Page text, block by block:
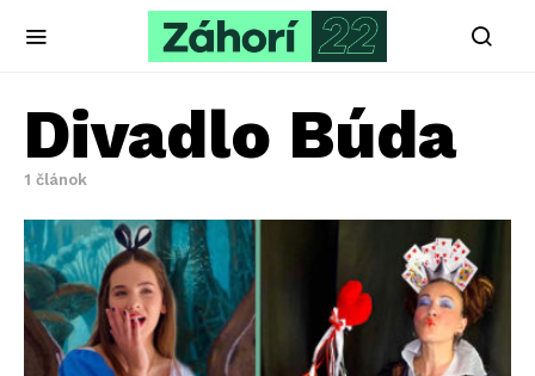
Divadlo Búda
1 článok